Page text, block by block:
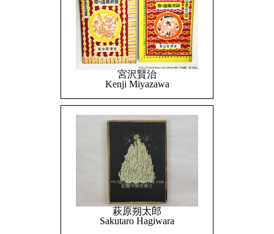
宮沢賢治
Kenji Miyazawa
萩原朔太郎
Sakutaro Hagiwara